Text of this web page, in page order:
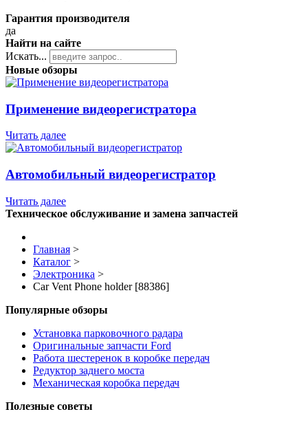
Гарантия производителя
да
Найти на сайте
Искать...
Новые обзоры
Применение видеорегистратора
Читать далее
Автомобильный видеорегистратор
Читать далее
Техническое обслуживание и замена запчастей
Главная >
Каталог >
Электроника >
Car Vent Phone holder [88386]
Популярные обзоры
Установка парковочного радара
Оригинальные запчасти Ford
Работа шестеренок в коробке передач
Редуктор заднего моста
Механическая коробка передач
Полезные советы